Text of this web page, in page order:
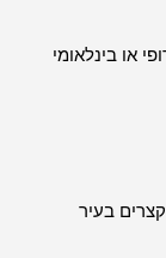
או בינלאומי
קצרים בעיר